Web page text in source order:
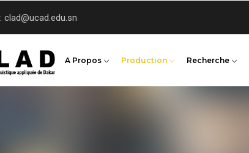
: clad@ucad.edu.sn
A Propos Production Recherche